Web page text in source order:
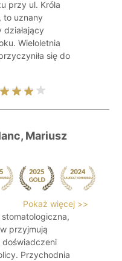
przy ul. Króla
to uznany
Wieloletnia
się do
Mariusz
Pokaż więcej >>
przyjmują
doświadczeni
Przychodnia